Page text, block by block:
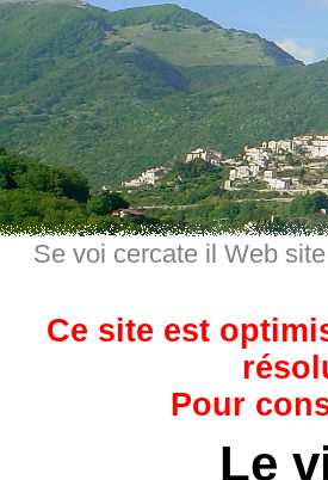
Se voi cercate il Web
Ce site est
Pour
Le